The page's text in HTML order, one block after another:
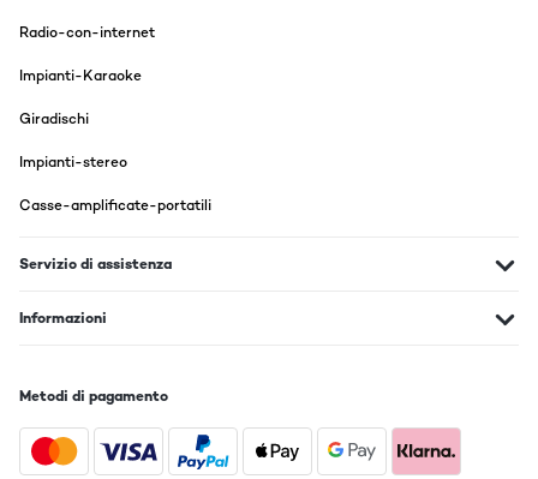
Radio-con-internet
Impianti-Karaoke
Giradischi
Impianti-stereo
Casse-amplificate-portatili
Servizio di assistenza
Informazioni
Metodi di pagamento